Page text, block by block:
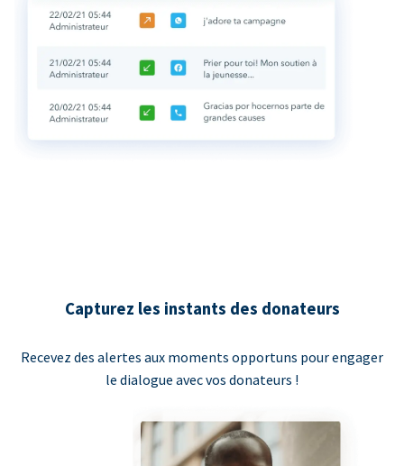
Capturez les instants des donateurs
Recevez des alertes aux moments opportuns pour engager
le dialogue avec vos donateurs !